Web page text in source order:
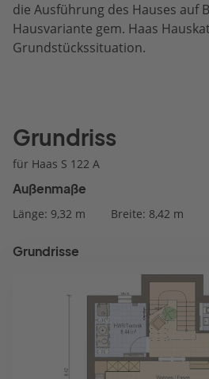
die Ausführung des Hauses auf
Hausvariante gem. Haas
Grundstückssituation.
Grundriss
für Haas S 122 A
Außenmaße
Länge: 9,32 m Breite: 8,42 m
Grundrisse